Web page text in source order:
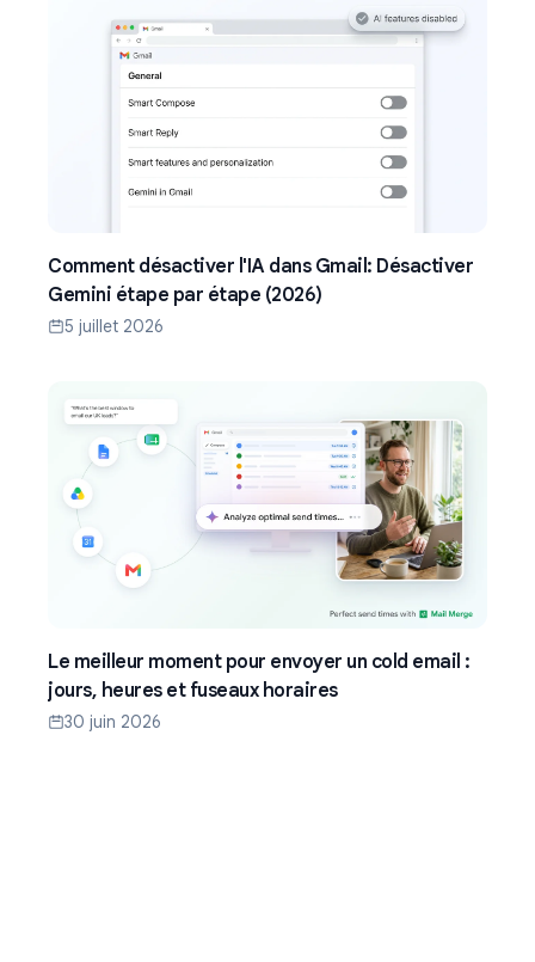
Comment désactiver l'IA dans Gmail: Désactiver
Gemini étape par étape (2026)
5 juillet 2026
Le meilleur moment pour envoyer un cold email :
jours, heures et fuseaux horaires
30 juin 2026